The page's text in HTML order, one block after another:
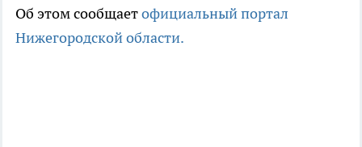
Об этом сообщаетофициальный портал
Нижегородской области.